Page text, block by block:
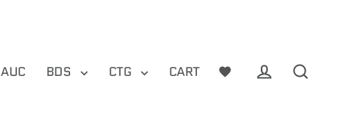
AUC BDS CTG CART
Log in